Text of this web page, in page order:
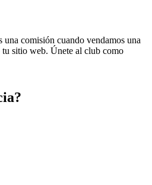
comisión cuando vendamos una
tu sitio web. Únete al club como